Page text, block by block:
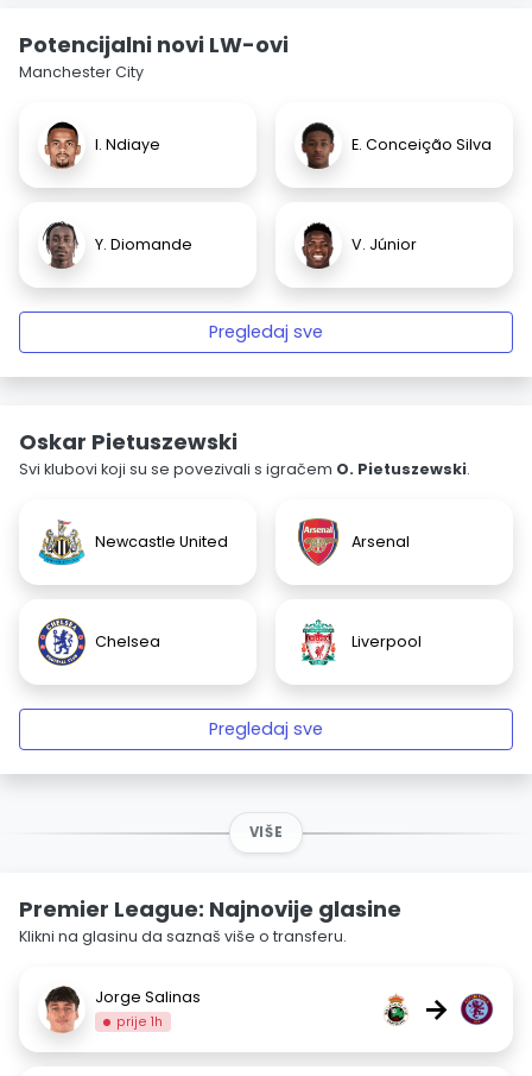
Potencijalni novi LW-ovi
Manchester City
I. Ndiaye E. Conceição Silva
Y. Diomande V. Júnior
Pregledaj sve
Oskar Pietuszewski
Svi klubovi koji su se povezivali s igračem O. Pietuszewski.
Newcastle United Arsenal
Chelsea Liverpool
Pregledaj sve
VIŠE
Premier League: Najnovije glasine
Klikni na glasinu da saznaš više o transferu.
Jorge Salinas
prije 1h →